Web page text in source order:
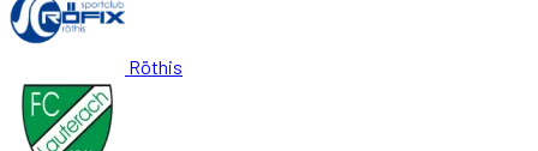
Röthis